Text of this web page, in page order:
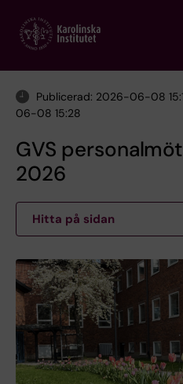
main
Publicerad: 2026-06-08
06-08 15:28
GVS
2026
Hitta på sidan